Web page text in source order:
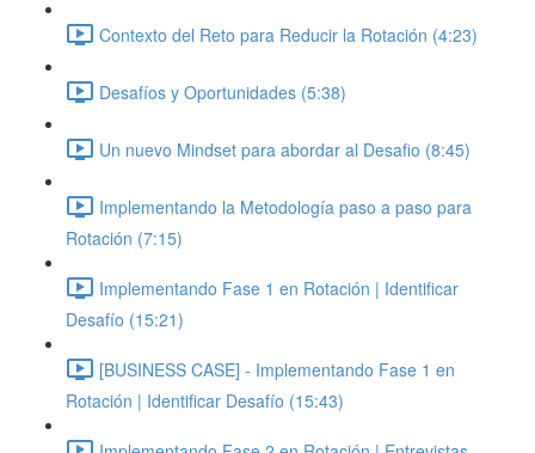
Contexto del Reto para Reducir la Rotación (4:23)
Desafíos y Oportunidades (5:38)
Un nuevo Mindset para abordar al Desafio (8:45)
Implementando la Metodología paso a paso para
Rotación (7:15)
Implementando Fase 1 en Rotación | Identificar
Desafío (15:21)
[BUSINESS CASE] - Implementando Fase 1 en
Rotación | Identificar Desafío (15:43)